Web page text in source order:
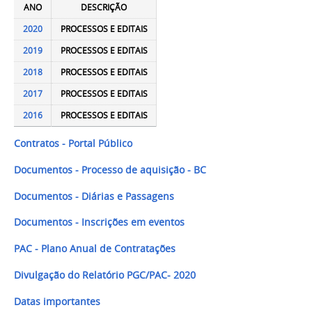
ANO
DESCRIÇÃO
2020
PROCESSOS E EDITAIS
2019
PROCESSOS E EDITAIS
2018
PROCESSOS E EDITAIS
2017
PROCESSOS E EDITAIS
2016
PROCESSOS E EDITAIS
Contratos - Portal Público
Documentos - Processo de aquisição - BC
Documentos - Diárias e Passagens
Documentos - Inscrições em eventos
PAC - Plano Anual de Contratações
Divulgação do Relatório PGC/PAC- 2020
Datas importantes